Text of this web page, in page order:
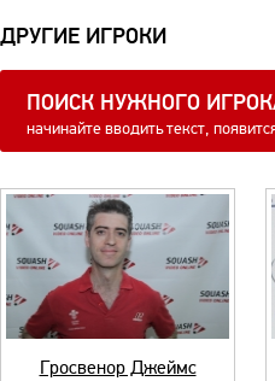
ДРУГИЕ ИГРОКИ
ПОИСК НУЖНОГО
начинайте вводить текст,
Гросвенор Джеймс